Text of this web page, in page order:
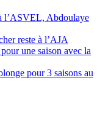
l’ASVEL, Abdoulaye
reste à l’AJA
une saison avec la
pour 3 saisons au